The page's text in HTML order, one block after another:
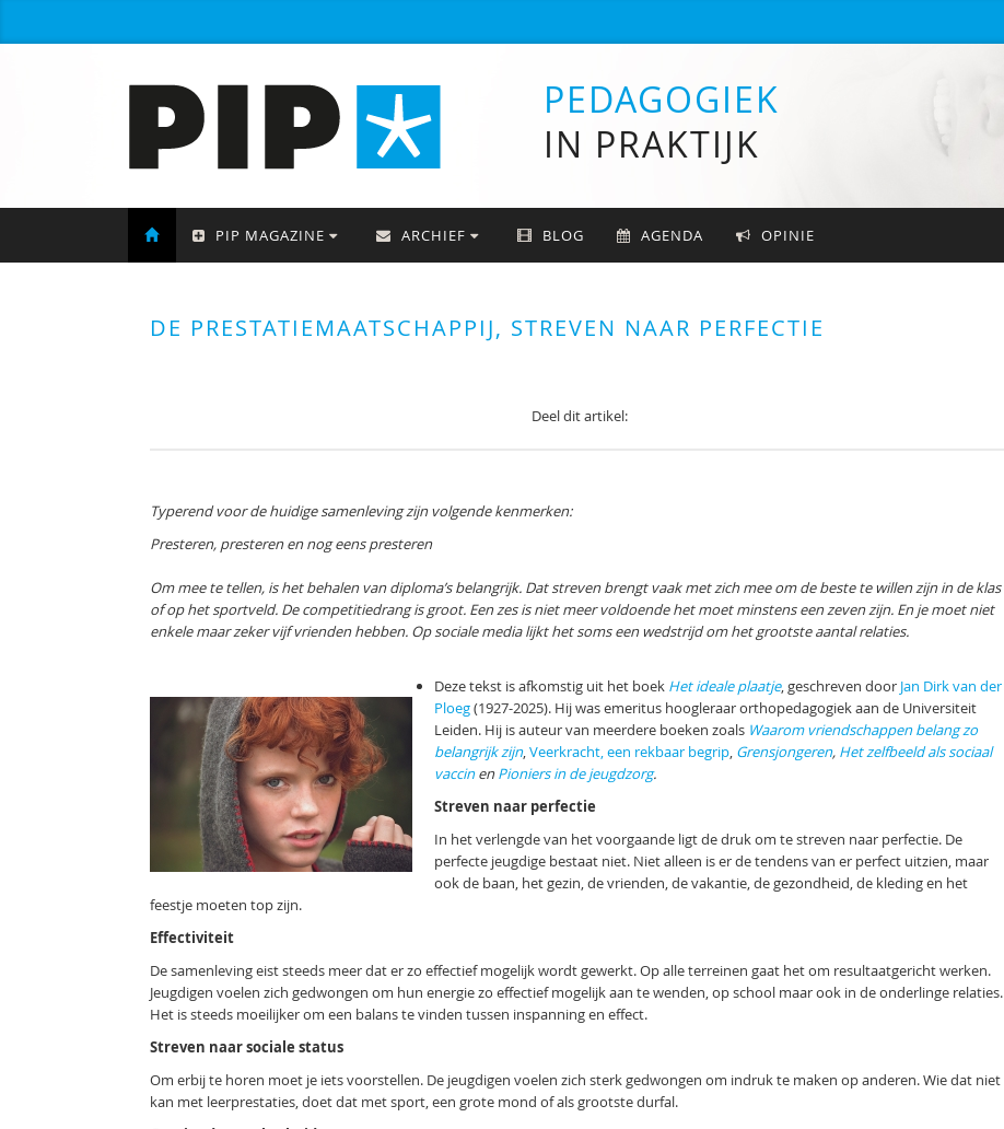
PEDAGOGIEK
IN PRAKTIJK
PIP MAGAZINE ARCHIEF BLOG AGENDA OPINIE
DE PRESTATIEMAATSCHAPPIJ, STREVEN NAAR PERFECTIE
Deel dit artikel:
Typerend voor de huidige samenleving zijn volgende kenmerken:
Presteren, presteren en nog eens presteren
Om mee te tellen, is het behalen van diploma’s belangrijk. Dat streven brengt vaak met zich mee om de beste te willen zijn in de klas
of op het sportveld. De competitiedrang is groot. Een zes is niet meer voldoende het moet minstens een zeven zijn. En je moet niet
enkele maar zeker vijf vrienden hebben. Op sociale media lijkt het soms een wedstrijd om het grootste aantal relaties.
Deze tekst is afkomstig uit het boek Het ideale plaatje, geschreven door Jan Dirk van der
Ploeg(1927-2025). Hij was emeritus hoogleraar orthopedagogiek aan de Universiteit
Leiden. Hij is auteur van meerdere boeken zoals Waarom vriendschappen belang zo
belangrijk zijn,Veerkracht, een rekbaar begrip, Grensjongeren, Het zelfbeeld als sociaal
vaccinenPioniers in de jeugdzorg.
Streven naar perfectie
In het verlengde van het voorgaande ligt de druk om te streven naar perfectie. De
perfecte jeugdige bestaat niet. Niet alleen is er de tendens van er perfect uitzien, maar
ook de baan, het gezin, de vrienden, de vakantie, de gezondheid, de kleding en het
feestje moeten top zijn.
Effectiviteit
De samenleving eist steeds meer dat er zo effectief mogelijk wordt gewerkt. Op alle terreinen gaat het om resultaatgericht werken.
Jeugdigen voelen zich gedwongen om hun energie zo effectief mogelijk aan te wenden, op school maar ook in de onderlinge relaties.
Het is steeds moeilijker om een balans te vinden tussen inspanning en effect.
Streven naar sociale status
Om erbij te horen moet je iets voorstellen. De jeugdigen voelen zich sterk gedwongen om indruk te maken op anderen. Wie dat niet
kan met leerprestaties, doet dat met sport, een grote mond of als grootste durfal.